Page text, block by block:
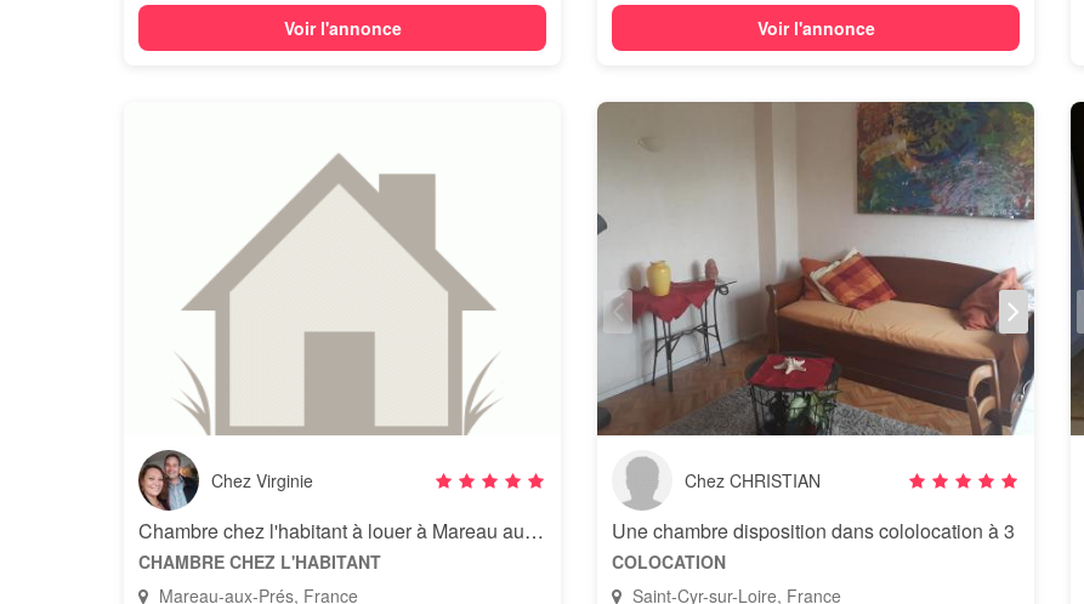
Voir l'annonce Voir l'annonce
Chez Virginie
Chambre chez l'habitant à louer à Mareau aux Près
CHAMBRE CHEZ L'HABITANT
Mareau-aux-Prés, France
Chez CHRISTIAN
Une chambre disposition dans cololocation à 3
COLOCATION
Saint-Cyr-sur-Loire, France